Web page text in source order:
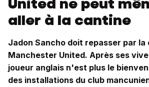
aller à la cantine
Jadon Sancho doit repasser par la
Manchester United. Après ses
joueur anglais n'est plus le
des installations du club